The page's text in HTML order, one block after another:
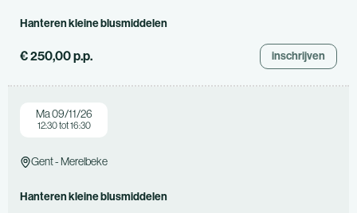
Hanteren kleine blusmiddelen
€ 250,00 p.p. inschrijven
Ma 09/11/26
12:30 tot 16:30
Gent - Merelbeke
Hanteren kleine blusmiddelen